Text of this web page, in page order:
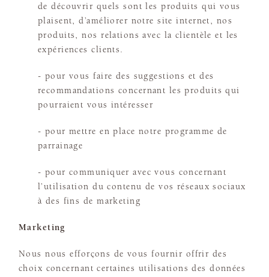
de découvrir quels sont les produits qui vous
plaisent, d’améliorer notre site internet, nos
produits, nos relations avec la clientèle et les
expériences clients.
- pour vous faire des suggestions et des
recommandations concernant les produits qui
pourraient vous intéresser
- pour mettre en place notre programme de
parrainage
- pour communiquer avec vous concernant
l’utilisation du contenu de vos réseaux sociaux
à des fins de marketing
Marketing
Nous nous efforçons de vous fournir offrir des
choix concernant certaines utilisations des données